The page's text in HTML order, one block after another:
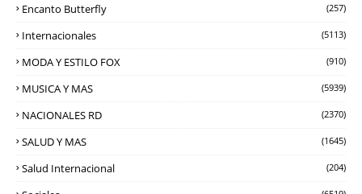
Encanto Butterfly (257)
Internacionales (5113)
MODA Y ESTILO FOX (910)
MUSICA Y MAS (5939)
NACIONALES RD (2370)
SALUD Y MAS (1645)
Salud Internacional (204)